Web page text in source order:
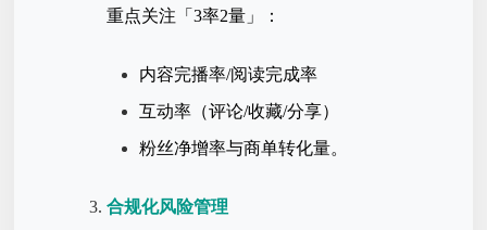
重点关注「3率2量」：
内容完播率/阅读完成率
互动率（评论/收藏/分享）
粉丝净增率与商单转化量。
合规化风险管理